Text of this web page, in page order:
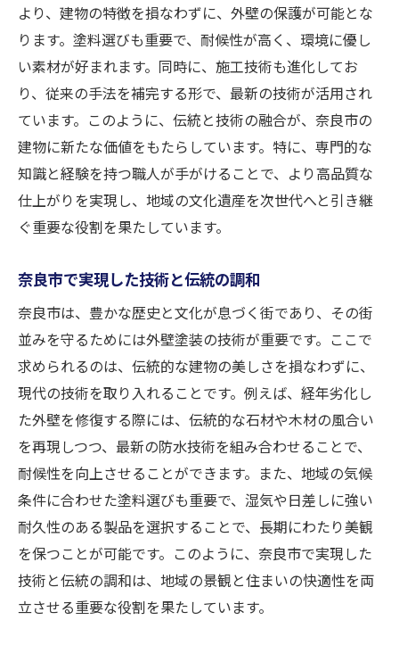
外壁塗装の塗料選びがもたらす効果
成功事例から学ぶ塗料選びのポイント
環境に優しい塗料の選択基準
長寿命を実現する塗料選択の秘訣
塗料選びが外壁塗装に与える影響
外壁塗装で住宅の美観と寿命を延ばす奈良市の
実例に学ぶ
美観を保つための外壁塗装の工夫
奈良市での美観保持の塗装成功例
外壁メンテナンスで実現する長寿命
美しい仕上がりを実現する塗装法
住宅価値を高めるための塗装事例
奈良市の外壁塗装成功例環境配慮と美しい仕上
がりの実現
環境に配慮した外壁塗装の具体例
美しい仕上がりを追求した塗装技術
奈良市での環境対応型塗装事例
持続可能な外壁塗装の選び方
健康に配慮した塗料選びのコツ
美観と環境を両立させる塗装の工夫
より、建物の特徴を損なわずに、外壁の保護が可能とな
ります。塗料選びも重要で、耐候性が高く、環境に優し
い素材が好まれます。同時に、施工技術も進化してお
り、従来の手法を補完する形で、最新の技術が活用され
ています。このように、伝統と技術の融合が、奈良市の
建物に新たな価値をもたらしています。特に、専門的な
知識と経験を持つ職人が手がけることで、より高品質な
仕上がりを実現し、地域の文化遺産を次世代へと引き継
ぐ重要な役割を果たしています。
奈良市で実現した技術と伝統の調和
奈良市は、豊かな歴史と文化が息づく街であり、その街
並みを守るためには外壁塗装の技術が重要です。ここで
求められるのは、伝統的な建物の美しさを損なわずに、
現代の技術を取り入れることです。例えば、経年劣化し
た外壁を修復する際には、伝統的な石材や木材の風合い
を再現しつつ、最新の防水技術を組み合わせることで、
耐候性を向上させることができます。また、地域の気候
条件に合わせた塗料選びも重要で、湿気や日差しに強い
耐久性のある製品を選択することで、長期にわたり美観
を保つことが可能です。このように、奈良市で実現した
技術と伝統の調和は、地域の景観と住まいの快適性を両
立させる重要な役割を果たしています。